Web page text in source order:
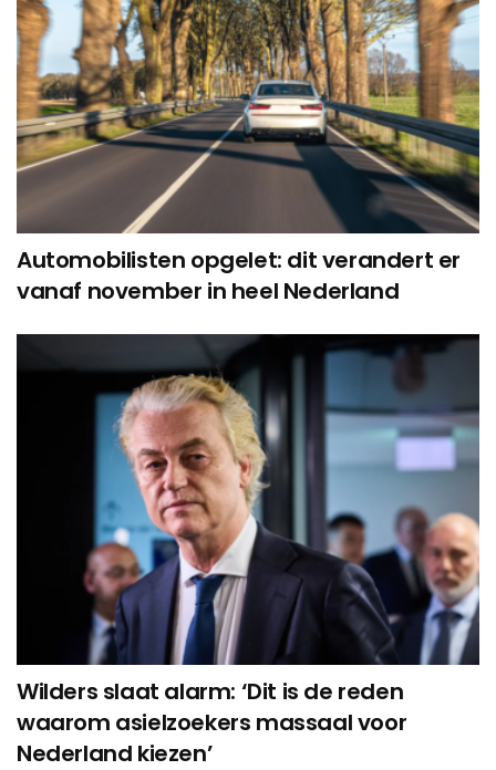
Automobilisten opgelet: dit verandert er
vanaf november in heel Nederland
Wilders slaat alarm: ‘Dit is de reden
waarom asielzoekers massaal voor
Nederland kiezen’